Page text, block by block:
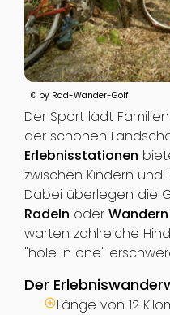
© by Rad-Wander-Golf
Der Sport lädt
der schönen
Erlebnisstationen
zwischen Kindern und
Dabei überlegen die
Radeln oder Wandern
warten zahlreiche
"hole in one"
Der
Länge von 12